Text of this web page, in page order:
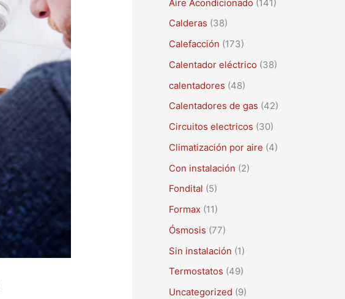
a
r
p
o
Aire Acondicionado (141)
Calderas (38)
Calefacción (173)
Calentador eléctrico (38)
calentadores (48)
Calentadores de gas (42)
Circuitos electricos (30)
Climatización por aire (4)
Con instalación (2)
Fondital (5)
Formax (11)
Ósmosis (77)
Sin instalación (1)
Termostatos (49)
Uncategorized (9)